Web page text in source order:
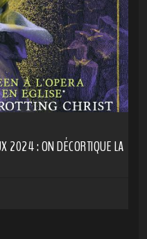
2024 : ON DÉCORTIQUE LA